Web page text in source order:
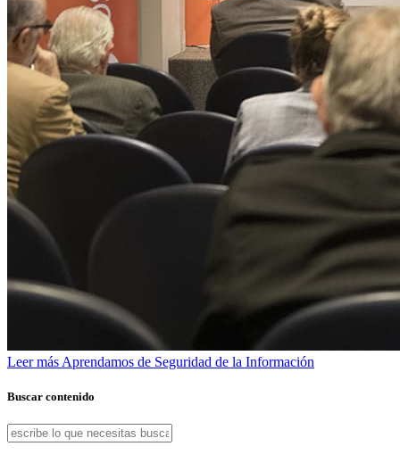
Leer más Aprendamos de Seguridad de la Información
Buscar contenido